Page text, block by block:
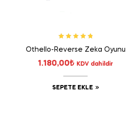
5.00oy aldı
Othello-Reverse Zeka Oyunu
1.180,00₺ KDV dahildir
SEPETE EKLE